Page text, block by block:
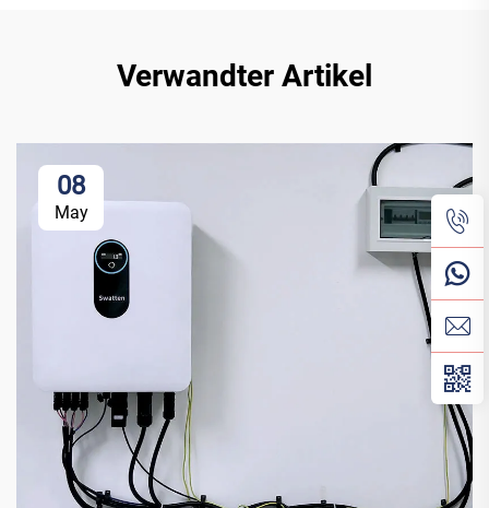
Verwandter Artikel
08
May